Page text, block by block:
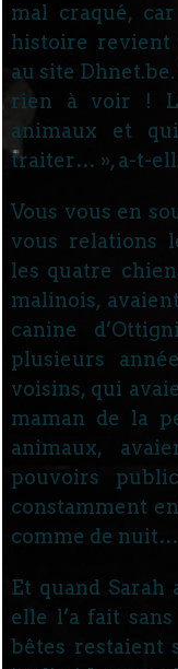
mal craqué,
histoire revient
au site
rien à voir !
animaux et
traiter… », a-t-
Vous vous en
vous relations
les quatre
malinois,
canine
plusieurs
voisins, qui
maman de la
animaux,
pouvoirs
constamment
comme de nuit…
Et quand Sarah
elle l’a fait
bêtes restaient